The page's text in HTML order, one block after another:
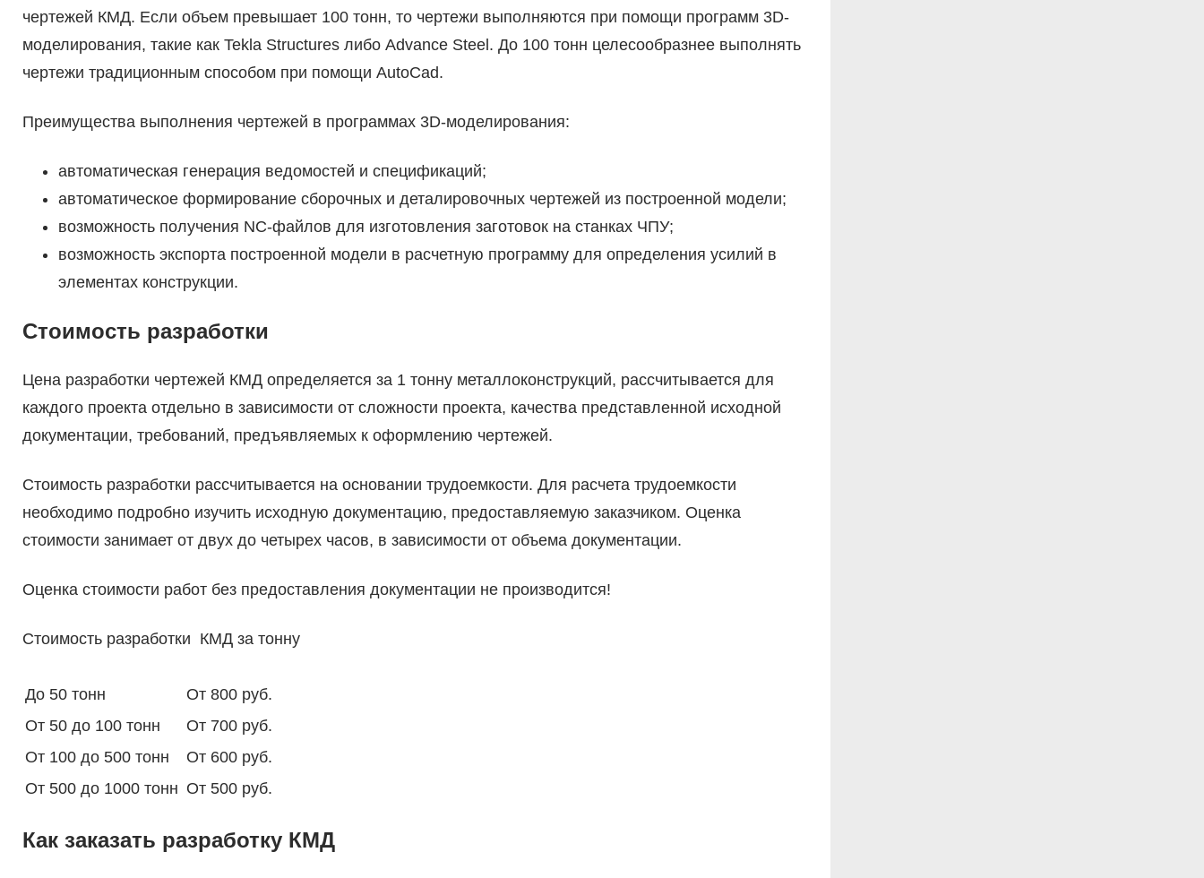
чертежей КМД. Если объем превышает 100 тонн, то чертежи выполняются при помощи программ 3D-
моделирования, такие как Tekla Structures либо Advance Steel. До 100 тонн целесообразнее выполнять
чертежи традиционным способом при помощи AutoCad.
Преимущества выполнения чертежей в программах 3D-моделирования:
автоматическая генерация ведомостей и спецификаций;
автоматическое формирование сборочных и деталировочных чертежей из построенной модели;
возможность получения NC-файлов для изготовления заготовок на станках ЧПУ;
возможность экспорта построенной модели в расчетную программу для определения усилий в
элементах конструкции.
Стоимость разработки
Цена разработки чертежей КМД определяется за 1 тонну металлоконструкций, рассчитывается для
каждого проекта отдельно в зависимости от сложности проекта, качества представленной исходной
документации, требований, предъявляемых к оформлению чертежей.
Стоимость разработки рассчитывается на основании трудоемкости. Для расчета трудоемкости
необходимо подробно изучить исходную документацию, предоставляемую заказчиком. Оценка
стоимости занимает от двух до четырех часов, в зависимости от объема документации.
Оценка стоимости работ без предоставления документации не производится!
Стоимость разработки КМД за тонну
До 50 тонн
От 800 руб.
От 50 до 100 тонн
От 700 руб.
От 100 до 500 тонн
От 600 руб.
От 500 до 1000 тонн От 500 руб.
Как заказать разработку КМД